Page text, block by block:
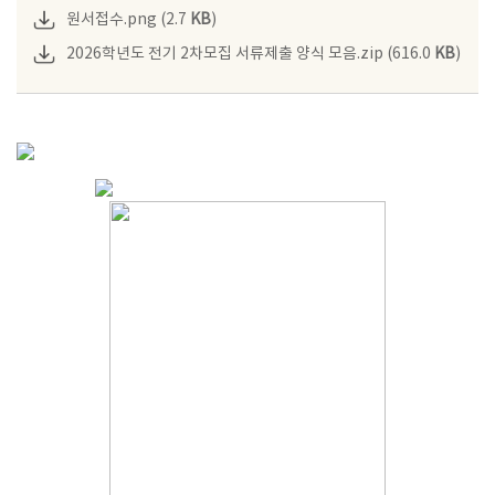
원서접수.png (2.7 KB)
2026학년도 전기 2차모집 서류제출 양식 모음.zip (616.0 KB)